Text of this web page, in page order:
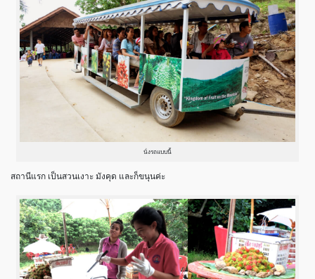
นั่งรถแบบนี้
สถานีแรก เป็นสวนเงาะ มังคุด และก็ขนุนค่ะ